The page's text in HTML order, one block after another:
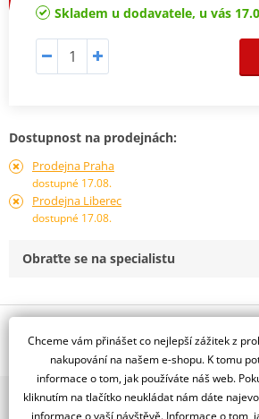
Skladem u dodavatele, u vás
Dostupnost na prodejnách:
Prodejna Praha
dostupné 17.08.
Prodejna Liberec
dostupné 17.08.
Obraťte se na specialistu
Jsme autorizovaný
dealer značky D.I.D + JT
Řetězová sada - Řetěz D.I.D, řady ZVM-X
2x multibrand showroom
Chceme vám přinášet co nejlepší zážitek z
nakupování na našem e-shopu. K tomu
informace o tom, jak používáte náš web.
kliknutím na tlačítko neukládat nám dáte
informace o vaší návštěvě. Informace o tom,